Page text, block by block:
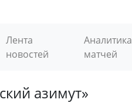
Лента
новостей
Аналитика
матчей
азимут»